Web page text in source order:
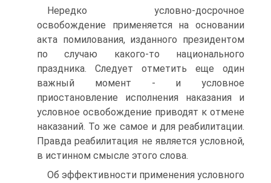
Нередко условно-досрочное
освобождение применяется на основании
акта помилования, изданного президентом
по случаю какого-то национального
праздника. Следует отметить еще один
важный момент - и условное
приостановление исполнения наказания и
условное освобождение приводят к отмене
наказаний. То же самое и для реабилитации.
Правда реабилитация не является условной,
в истинном смысле этого слова.
Об эффективности применения условного